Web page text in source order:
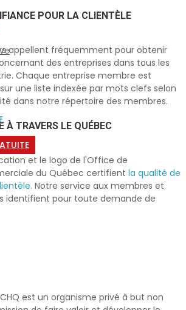
POUR LA CLIENTÈLE
appellent fréquemment pour obtenir
des entreprises dans tous les
Chaque entreprise membre est
une liste indexée par mots clefs selon
dans notre répertoire des membres.
À TRAVERS LE QUÉBEC
et le logo de l'Office de
du Québec certifient la qualité de
Notre service aux membres et
identifient pour toute demande de
est un organisme privé à but non